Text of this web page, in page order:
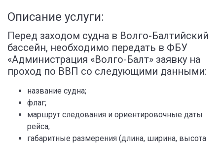
Описание услуги:
Перед заходом судна в Волго-Балтийский
бассейн, необходимо передать в ФБУ
«Администрация «Волго-Балт» заявку на
проход по ВВП со следующими данными:
название судна;
флаг;
маршрут следования и ориентировочные даты
рейса;
габаритные размерения (длина, ширина, высота